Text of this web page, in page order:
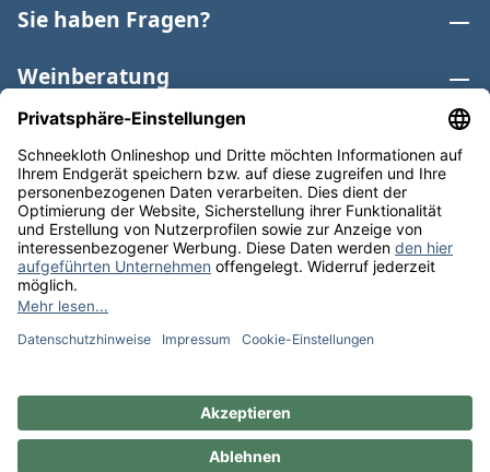
Sie haben Fragen?
Weinberatung
Informationen
Weinkategorien
Internationaler Wein
* Alle Preise inkl. gesetzl. Mehrwertsteuer zzgl.
anders angegeben. Bioprodukte im Bio-Kontrollverfahren
** Kostenfreie Lieferung ab 75 € Bestellwert in DE. Werktags
versandfertig in 24h.